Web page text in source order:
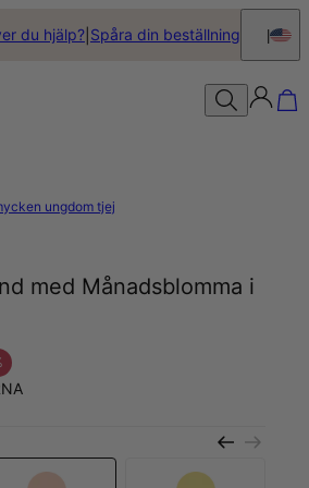
du hjälp? Spåra din beställning
ungdom tjej
med Månadsblomma i